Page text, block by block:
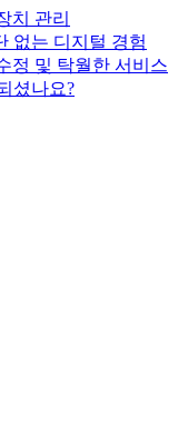
치 관리
없는 디지털 경험
정 및 탁월한 서비스
셨나요?